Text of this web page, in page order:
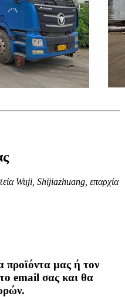
Wuji, Shijiazhuang, επαρχία
προϊόντα μας ή τον
email σας και θα